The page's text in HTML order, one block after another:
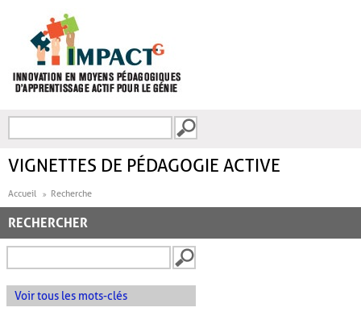
FORMULAIRE DE
VIGNETTES DE PÉDAGOGIE ACTIVE
Accueil Recherche
RECHERCHER
Voir tous les mots-clés